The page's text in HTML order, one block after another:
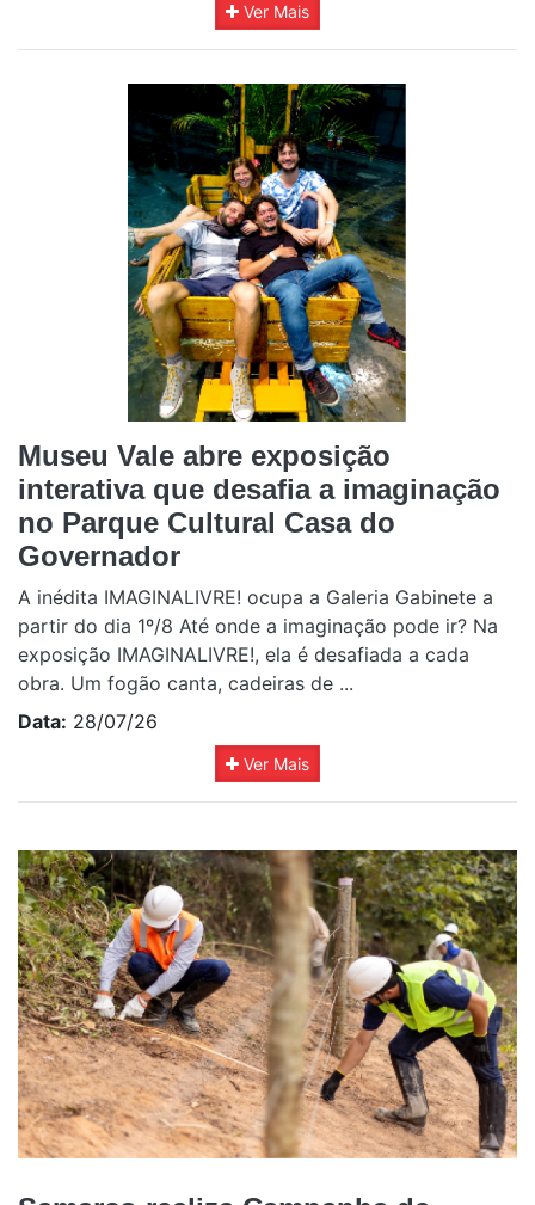
Ver Mais
Museu Vale abre exposição
interativa que desafia a imaginação
no Parque Cultural Casa do
Governador
A inédita IMAGINALIVRE! ocupa a Galeria Gabinete a
partir do dia 1º/8 Até onde a imaginação pode ir? Na
exposição IMAGINALIVRE!, ela é desafiada a cada
obra. Um fogão canta, cadeiras de ...
Data: 28/07/26
Ver Mais